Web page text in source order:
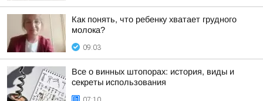
Как понять, что ребенку хватает грудного
молока?
09:03
Все о винных штопорах: история, виды и
секреты использования